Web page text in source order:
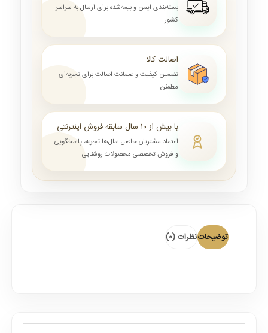
بسته‌بندی ایمن و بیمه‌شده برای ارسال به سراسر
کشور
اصالت کالا
تضمین کیفیت و ضمانت اصالت برای تجربه‌ای
مطمئن
با بیش از ۱۰ سال سابقه فروش اینترنتی
اعتماد مشتریان حاصل سال‌ها تجربه، پاسخگویی
و فروش تخصصی محصولات روشنایی
توضیحاتنظرات (0)